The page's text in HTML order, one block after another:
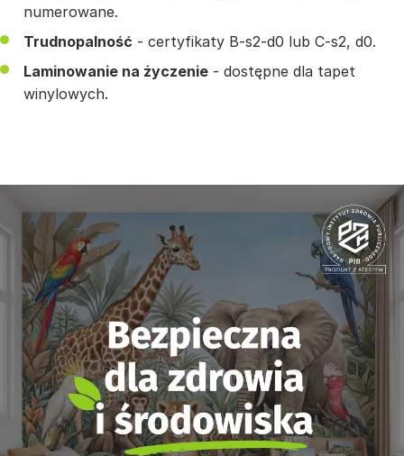
numerowane.
Trudnopalność - certyfikaty B-s2-d0 lub C-s2, d0.
Laminowanie na życzenie - dostępne dla tapet
winylowych.